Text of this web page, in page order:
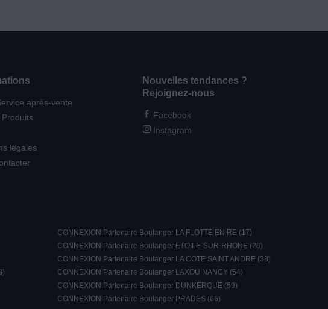
après-vente
légales
Nouvelles tendances ?
Rejoignez-nous
Facebook
Instagram
CONNEXION Partenaire Boulanger LA FLOTTE EN RE (17)
CONNEXION Partenaire Boulanger ETOILE-SUR-RHONE (26)
CONNEXION Partenaire Boulanger LA COTE SAINT ANDRE (38)
CONNEXION Partenaire Boulanger LAXOU NANCY (54)
CONNEXION Partenaire Boulanger DUNKERQUE (59)
CONNEXION Partenaire Boulanger PRADES (66)